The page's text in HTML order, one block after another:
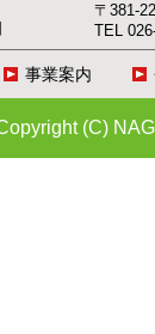
〒381-
TEL
事業案内
(C)